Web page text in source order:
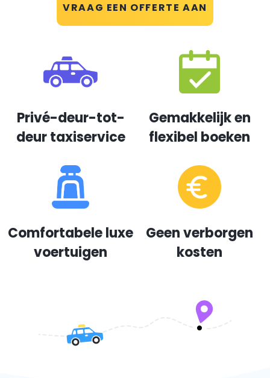
VRAAG EEN OFFERTE AAN
Privé-deur-tot-
deur taxiservice
Gemakkelijk en
flexibel boeken
Comfortabele luxe
voertuigen
Geen verborgen
kosten